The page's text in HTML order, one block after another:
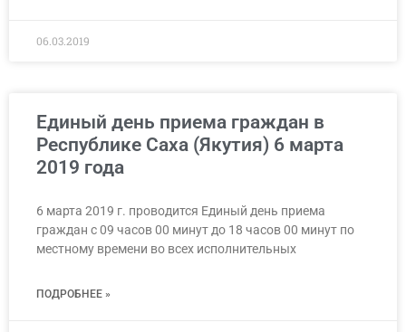
06.03.2019
Единый день приема граждан в
Республике Саха (Якутия) 6 марта
2019 года
6 марта 2019 г. проводится Единый день приема
граждан с 09 часов 00 минут до 18 часов 00 минут по
местному времени во всех исполнительных
ПОДРОБНЕЕ »